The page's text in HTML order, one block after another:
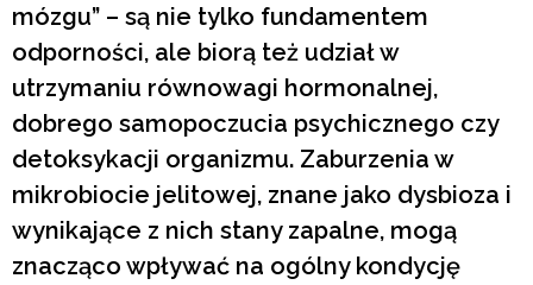
mózgu” – są nie tylko fundamentem
odporności, ale biorą też udział w
utrzymaniu równowagi hormonalnej,
dobrego samopoczucia psychicznego czy
detoksykacji organizmu. Zaburzenia w
mikrobiocie jelitowej, znane jako dysbioza i
wynikające z nich stany zapalne, mogą
znacząco wpływać na ogólny kondycję